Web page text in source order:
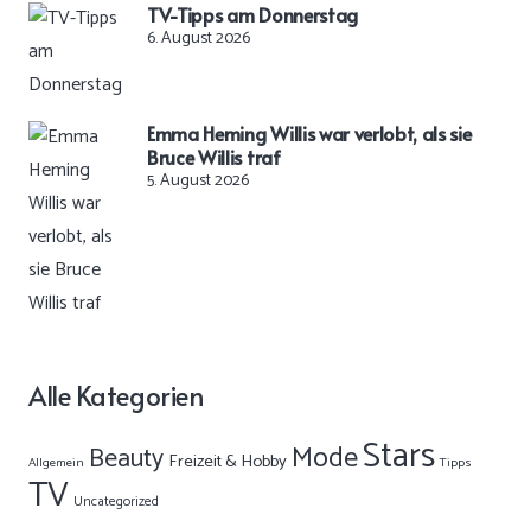
TV-Tipps am Donnerstag
6. August 2026
Emma Heming Willis war verlobt, als sie
Bruce Willis traf
5. August 2026
Alle Kategorien
Allgemein Beauty Freizeit & Hobby ModeStars Tipps
TV Uncategorized